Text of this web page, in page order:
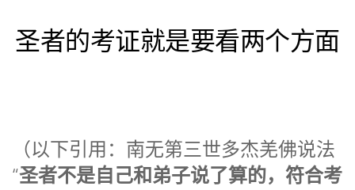
圣者的考证就是要看两个方面
（以下引用：南无第三世多杰羌佛说法
“圣者不是自己和弟子说了算的，符合考